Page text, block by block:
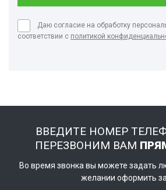
Даю согласие на обработку
соответствии с политикой
ВВЕДИТЕ НОМЕР
ПЕРЕЗВОНИМ ВАМ
Во время звонка вы можете задать
желании оформить